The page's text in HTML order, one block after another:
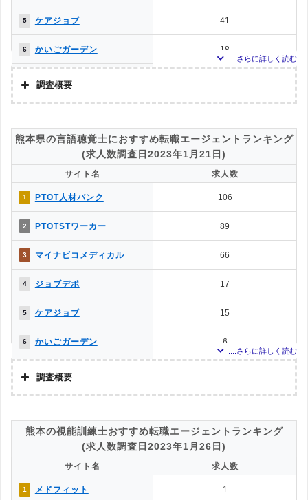
11 MC-介護のお仕事 0
5 ケアジョブ 41
6 かいごガーデン 18
クリックジョブ介護
9 メドフィット 7
10
介護JJ（介護ジャストジョ
2
11
エルユーエス
0
11
ュネット
0
11
お仕事サポート
0
11 PTOT転職ナビ 0
11 MC-介護のお仕事 0
調査概要
株式会社アドバンスフロー
調査対象とした転職エージェントについて
Googleで「リハビリ 転職エージェント」という検索ワードで検索して掲載し
ていた「『有料職業紹介事業許可』を取得している」企業を対象。
ち、「条件：作業療法士」「地域：熊本県」の条件に合致する求人数をカウン
熊本県の言語聴覚士におすすめ転職エージェントランキング
(求人数調査日2023年1月21日)
サイト名 求人数
1 PTOT人材バンク 106
2 PTOTSTワーカー 89
3 マイナビコメディカル 66
4 ジョブデポ 17
5 ケアジョブ 15
6 かいごガーデン 6
メドフィット
9 ミラクス介護 1
9
介護JJ（介護ジャストジョ
1
11
エルユーエス
0
調査概要
株式会社アドバンスフロー
調査対象とした転職エージェントについて
Googleで「リハビリ 転職エージェント」という検索ワードで検索して掲載し
ていた「『有料職業紹介事業許可』を取得している」企業を対象。
熊本の視能訓練士おすすめ転職エージェントランキング
(求人数調査日2023年1月26日)
サイト名 求人数
1 メドフィット 1